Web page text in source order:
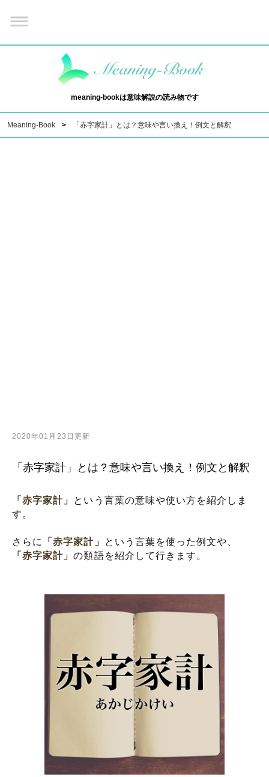
meaning-bookは意味解説の読み物です
Meaning-Book 「赤字家計」とは？意味や言い換え！例文と解釈
2020年01月23日更新
「赤字家計」とは？意味や言い換え！例文と解釈
「赤字家計」 という言葉の意味や使い方を紹介しま
す。
さらに 「赤字家計」
という言葉を使った例文や、
「赤字家計」の類語を紹介して行きます。